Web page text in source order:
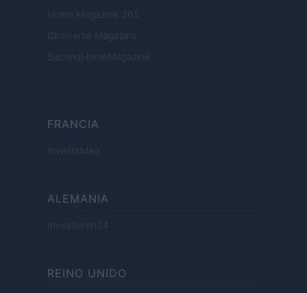
Home Magazine 365
Cineverse Magazine
SecondHomeMagazine
FRANCIA
InvestirMag
ALEMANIA
Investieren24
REINO UNIDO